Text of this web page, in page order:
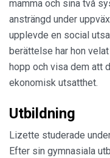
mamma och sina två
ansträngd under
upplevde en social
berättelse har hon
hopp och visa dem att
ekonomisk utsatthet.
Utbildning
Lizette studerade
Efter sin gymnasiala